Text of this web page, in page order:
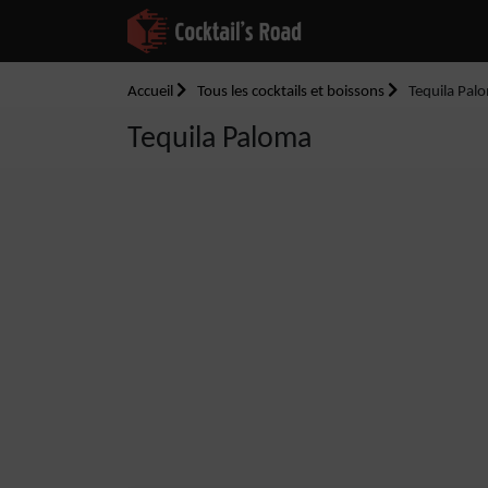
Accueil Tous les cocktails et boissons Tequila
Tequila Paloma